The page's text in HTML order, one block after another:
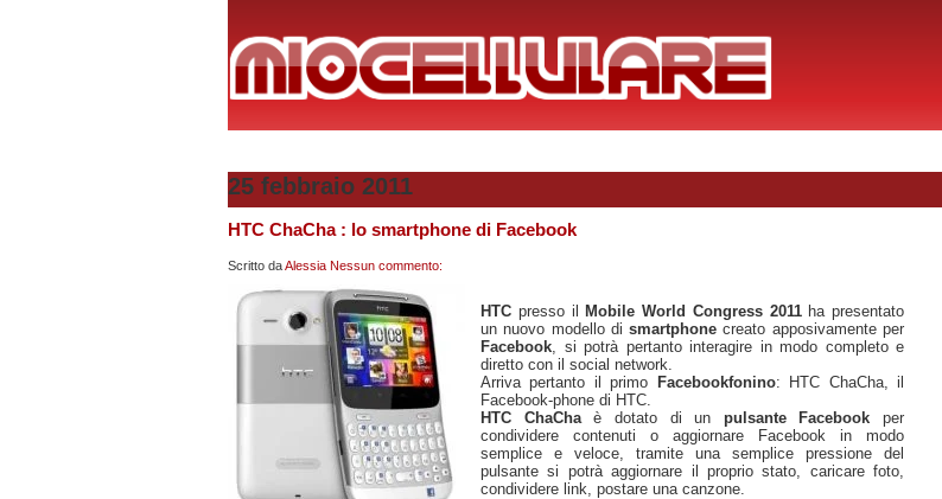
25 febbraio 2011
HTC ChaCha : lo smartphone di Facebook
Scritto daAlessia Nessun commento:
HTC presso ilMobile World Congress 2011 ha presentato
un nuovo modello dismartphone creato apposivamente per
Facebook , si potrà pertanto interagire in modo completo e
diretto con il social network.
Arriva pertanto il primo Facebookfonino: HTC ChaCha, il
Facebook-phone di HTC.
HTC ChaChaè dotato di un pulsante Facebook per
condividere contenuti o aggiornare Facebook in modo
semplice e veloce, tramite una semplice pressione del
pulsante si potrà aggiornare il proprio stato, caricare foto,
condividere link, postare una canzone.